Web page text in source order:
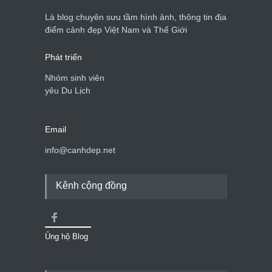
Là blog chuyên sưu tầm hình ảnh, thông tin địa
điểm cảnh đẹp Việt Nam và Thế Giới
Phát triển
Nhóm sinh viên
yêu Du Lịch
Email
info@canhdep.net
Kênh cộng đồng
Ủng hộ Blog